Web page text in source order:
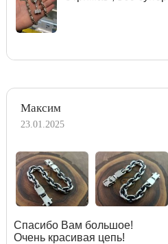
Максим
23.01.2025
Спасибо Вам большое!
Очень красивая цепь!